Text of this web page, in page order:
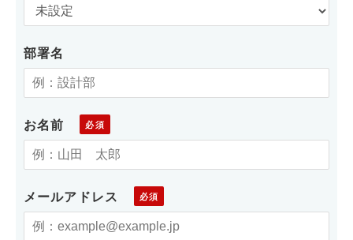
部署名
お名前
メールアドレス